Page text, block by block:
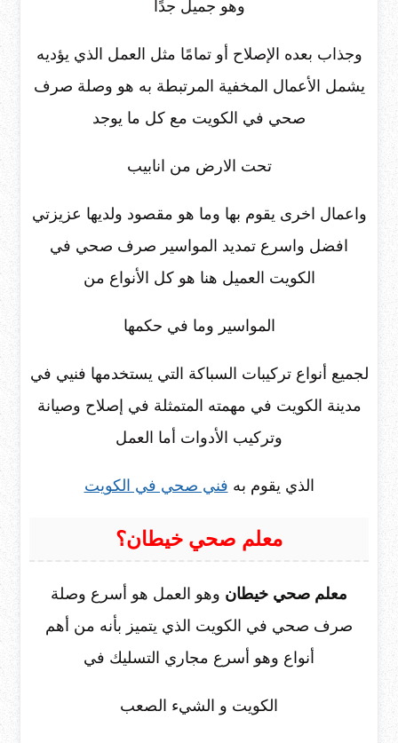
وهو جميل جدًا
وجذاب بعده الإصلاح أو تمامًا مثل العمل الذي يؤديه
يشمل الأعمال المخفية المرتبطة به هو وصلة صرف
صحي في الكويت مع كل ما يوجد
تحت الارض من انابيب
واعمال اخرى يقوم بها وما هو مقصود ولديها عزيزتي
افضل واسرع تمديد المواسير صرف صحي في
الكويت العميل هنا هو كل الأنواع من
المواسير وما في حكمها
لجميع أنواع تركيبات السباكة التي يستخدمها فنيي في
مدينة الكويت في مهمته المتمثلة في إصلاح وصيانة
وتركيب الأدوات أما العمل
الذي يقوم به فني صحي في الكويت
معلم صحي خيطان؟
معلم صحي خيطان وهو العمل هو أسرع وصلة
صرف صحي في الكويت الذي يتميز بأنه من أهم
أنواع وهو أسرع مجاري التسليك في
الكويت و الشيء الصعب